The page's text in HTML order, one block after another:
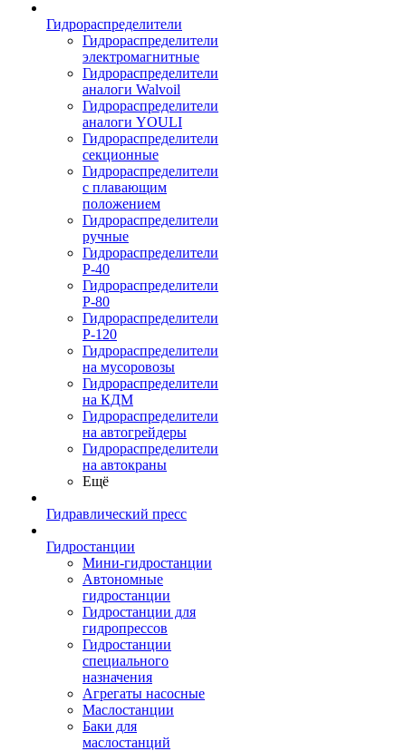
Гидрораспределители
Гидрораспределители
электромагнитные
Гидрораспределители
аналоги Walvoil
Гидрораспределители
аналоги YOULI
Гидрораспределители
секционные
Гидрораспределители
с плавающим
положением
Гидрораспределители
ручные
Гидрораспределители
Р-40
Гидрораспределители
Р-80
Гидрораспределители
Р-120
Гидрораспределители
на мусоровозы
Гидрораспределители
на КДМ
Гидрораспределители
на автогрейдеры
Гидрораспределители
на автокраны
Ещё
Гидравлический пресс
Гидростанции
Мини-гидростанции
Автономные
гидростанции
Гидростанции для
гидропрессов
Гидростанции
специального
назначения
Агрегаты насосные
Маслостанции
Баки для
маслостанций